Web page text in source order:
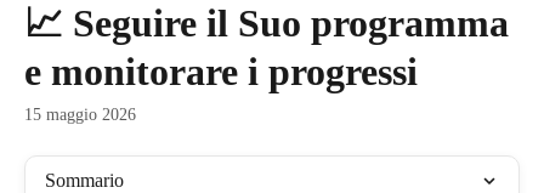
📈 Seguire il Suo programma
e monitorare i progressi
15 maggio 2026
Sommario